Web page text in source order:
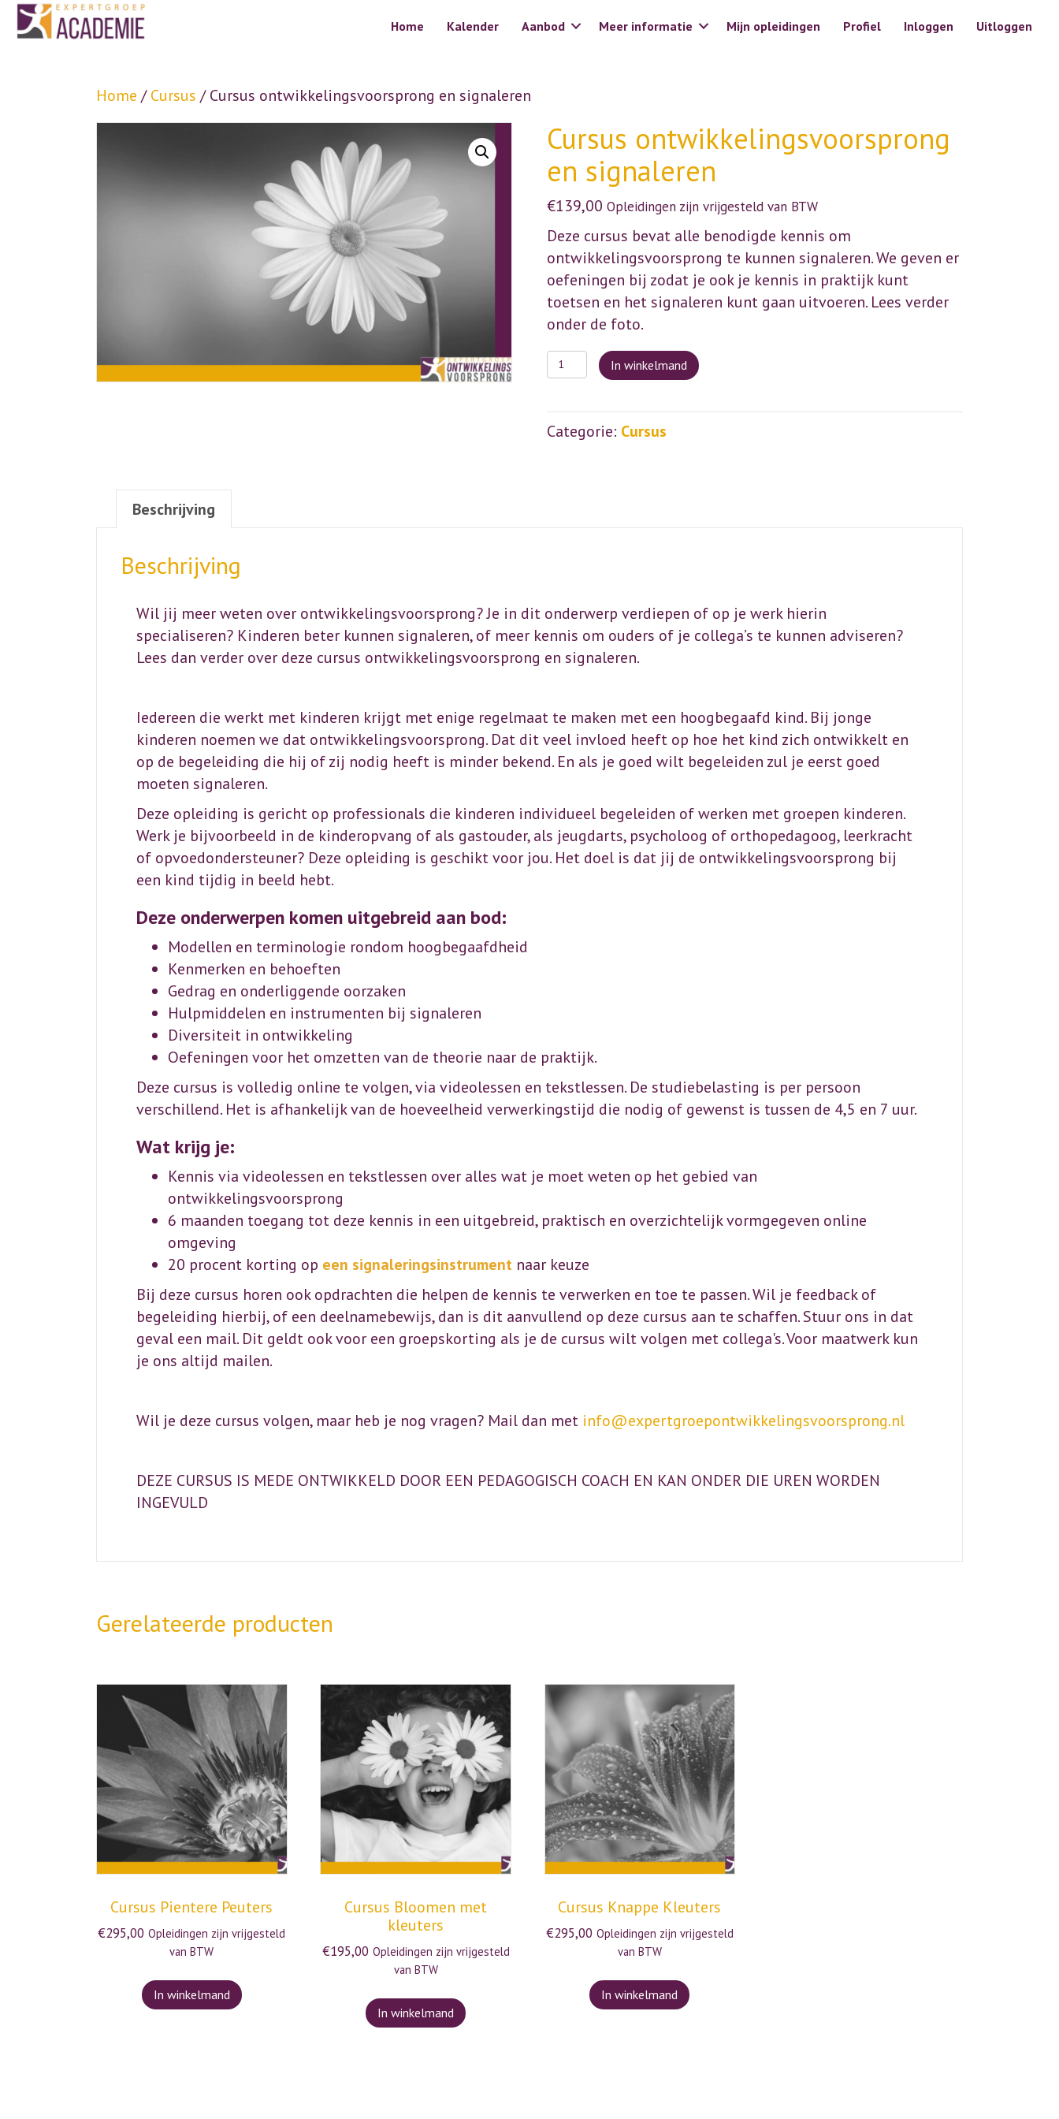
Home Kalender Aanbod Meer informatie Mijn opleidingen Profiel Inloggen Uitloggen
Home /Cursus / Cursus ontwikkelingsvoorsprong en signaleren
Cursus ontwikkelingsvoorsprong
en signaleren
€139,00 Opleidingen zijn vrijgesteld van BTW
Deze cursus bevat alle benodigde kennis om
ontwikkelingsvoorsprong te kunnen signaleren. We geven er
oefeningen bij zodat je ook je kennis in praktijk kunt
toetsen en het signaleren kunt gaan uitvoeren. Lees verder
onder de foto.
Cursus
ontwikkelingsvoorsprong
signaleren
In winkelmand
A
Categorie: Cursus
Beschrijving
Beschrijving
Wil jij meer weten over ontwikkelingsvoorsprong? Je in dit onderwerp verdiepen of op je werk hierin
specialiseren? Kinderen beter kunnen signaleren, of meer kennis om ouders of je collega’s te kunnen adviseren?
Lees dan verder over deze cursus ontwikkelingsvoorsprong en signaleren.
Iedereen die werkt met kinderen krijgt met enige regelmaat te maken met een hoogbegaafd kind. Bij jonge
kinderen noemen we dat ontwikkelingsvoorsprong. Dat dit veel invloed heeft op hoe het kind zich ontwikkelt en
op de begeleiding die hij of zij nodig heeft is minder bekend. En als je goed wilt begeleiden zul je eerst goed
moeten signaleren.
Deze opleiding is gericht op professionals die kinderen individueel begeleiden of werken met groepen kinderen.
Werk je bijvoorbeeld in de kinderopvang of als gastouder, als jeugdarts, psycholoog of orthopedagoog, leerkracht
of opvoedondersteuner? Deze opleiding is geschikt voor jou. Het doel is dat jij de ontwikkelingsvoorsprong bij
een kind tijdig in beeld hebt.
Deze onderwerpen komen uitgebreid aan bod:
Modellen en terminologie rondom hoogbegaafdheid
Kenmerken en behoeften
Gedrag en onderliggende oorzaken
Hulpmiddelen en instrumenten bij signaleren
Diversiteit in ontwikkeling
Oefeningen voor het omzetten van de theorie naar de praktijk.
Deze cursus is volledig online te volgen, via videolessen en tekstlessen. De studiebelasting is per persoon
verschillend. Het is afhankelijk van de hoeveelheid verwerkingstijd die nodig of gewenst is tussen de 4,5 en 7 uur.
Wat krijg je:
Kennis via videolessen en tekstlessen over alles wat je moet weten op het gebied van
ontwikkelingsvoorsprong
6 maanden toegang tot deze kennis in een uitgebreid, praktisch en overzichtelijk vormgegeven online
omgeving
20 procent korting op een signaleringsinstrument naar keuze
Bij deze cursus horen ook opdrachten die helpen de kennis te verwerken en toe te passen. Wil je feedback of
begeleiding hierbij, of een deelnamebewijs, dan is dit aanvullend op deze cursus aan te schaffen. Stuur ons in dat
geval een mail. Dit geldt ook voor een groepskorting als je de cursus wilt volgen met collega's. Voor maatwerk kun
je ons altijd mailen.
Wil je deze cursus volgen, maar heb je nog vragen? Mail dan met info@expertgroepontwikkelingsvoorsprong.nl
DEZE CURSUS IS MEDE ONTWIKKELD DOOR EEN PEDAGOGISCH COACH EN KAN ONDER DIE UREN WORDEN
INGEVULD
Gerelateerde producten
Cursus Pientere Peuters
€295,00 Opleidingen zijn vrijgesteld
van BTW
In winkelmand
Cursus Bloomen met
kleuters
€195,00 Opleidingen zijn vrijgesteld
van BTW
In winkelmand
Cursus Knappe Kleuters
€295,00 Opleidingen zijn vrijgesteld
van BTW
In winkelmand